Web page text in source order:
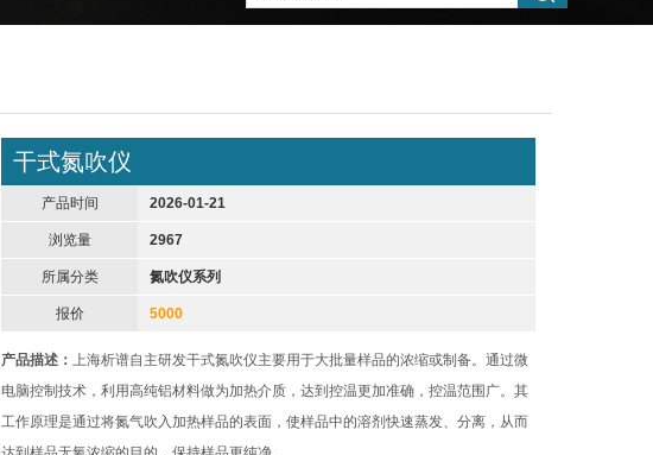
干式氮吹仪
产品时间 2026-01-21
浏览量 2967
所属分类 氮吹仪系列
报价 5000
产品描述：上海析谱自主研发干式氮吹仪主要用于大批量样品的浓缩或制备。通过微
电脑控制技术，利用高纯铝材料做为加热介质，达到控温更加准确，控温范围广。其
工作原理是通过将氮气吹入加热样品的表面，使样品中的溶剂快速蒸发、分离，从而